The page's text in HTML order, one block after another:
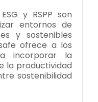
y RSPP son
entornos de
y sostenibles
ofrece a los
incorporar la
la productividad
sostenibilidad